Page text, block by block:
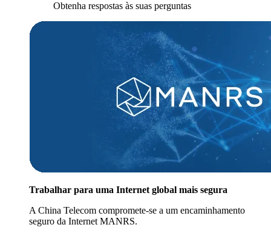
Obtenha respostas às suas perguntas
Trabalhar para uma Internet global mais segura
A China Telecom compromete-se a um encaminhamento
seguro da Internet MANRS.